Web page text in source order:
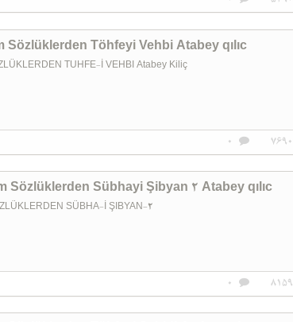
Sözlüklerden Töhfeyi Vehbi Atabey qılıc
TUHFE-İ VEHBI Atabey Kiliç
7690
0
Sözlüklerden Sübhayi Şibyan 2 Atabey qılıc
SÜBHA-İ ŞIBYAN-2
8159
0